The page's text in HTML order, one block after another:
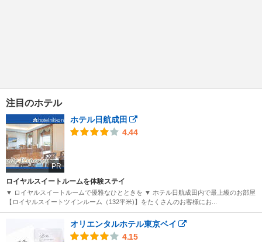
注目のホテル
PR
ホテル日航成田
4.44
ロイヤルスイートルームを体験ステイ
▼ ロイヤルスイートルームで優雅なひとときを ▼ ホテル日航成田内で最上級のお部屋
【ロイヤルスイートツインルーム（132平米)】をたくさんのお客様にお...
オリエンタルホテル東京ベイ
4.15